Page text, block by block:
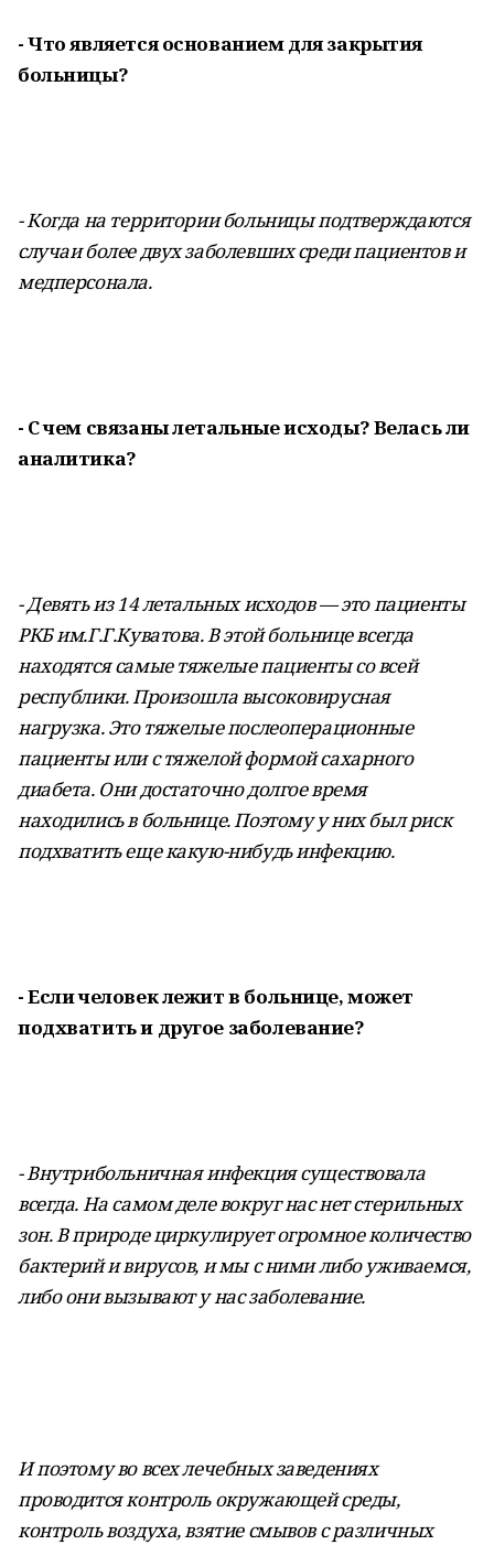
- Что является основанием для закрытия
больницы?
- Когда на территории больницы подтверждаются
случаи более двух заболевших среди пациентов и
медперсонала.
- С чем связаны летальные исходы? Велась ли
аналитика?
- Девять из 14 летальных исходов — это пациенты
РКБ им.Г.Г.Куватова. В этой больнице всегда
находятся самые тяжелые пациенты со всей
республики. Произошла высоковирусная
нагрузка. Это тяжелые послеоперационные
пациенты или с тяжелой формой сахарного
диабета. Они достаточно долгое время
находились в больнице. Поэтому у них был риск
подхватить еще какую-нибудь инфекцию.
- Если человек лежит в больнице, может
подхватить и другое заболевание?
- Внутрибольничная инфекция существовала
всегда. На самом деле вокруг нас нет стерильных
зон. В природе циркулирует огромное количество
бактерий и вирусов, и мы с ними либо уживаемся,
либо они вызывают у нас заболевание.
И поэтому во всех лечебных заведениях
проводится контроль окружающей среды,
контроль воздуха, взятие смывов с различных